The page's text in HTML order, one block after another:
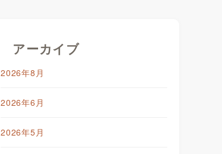
アーカイブ
2026年8月
2026年6月
2026年5月